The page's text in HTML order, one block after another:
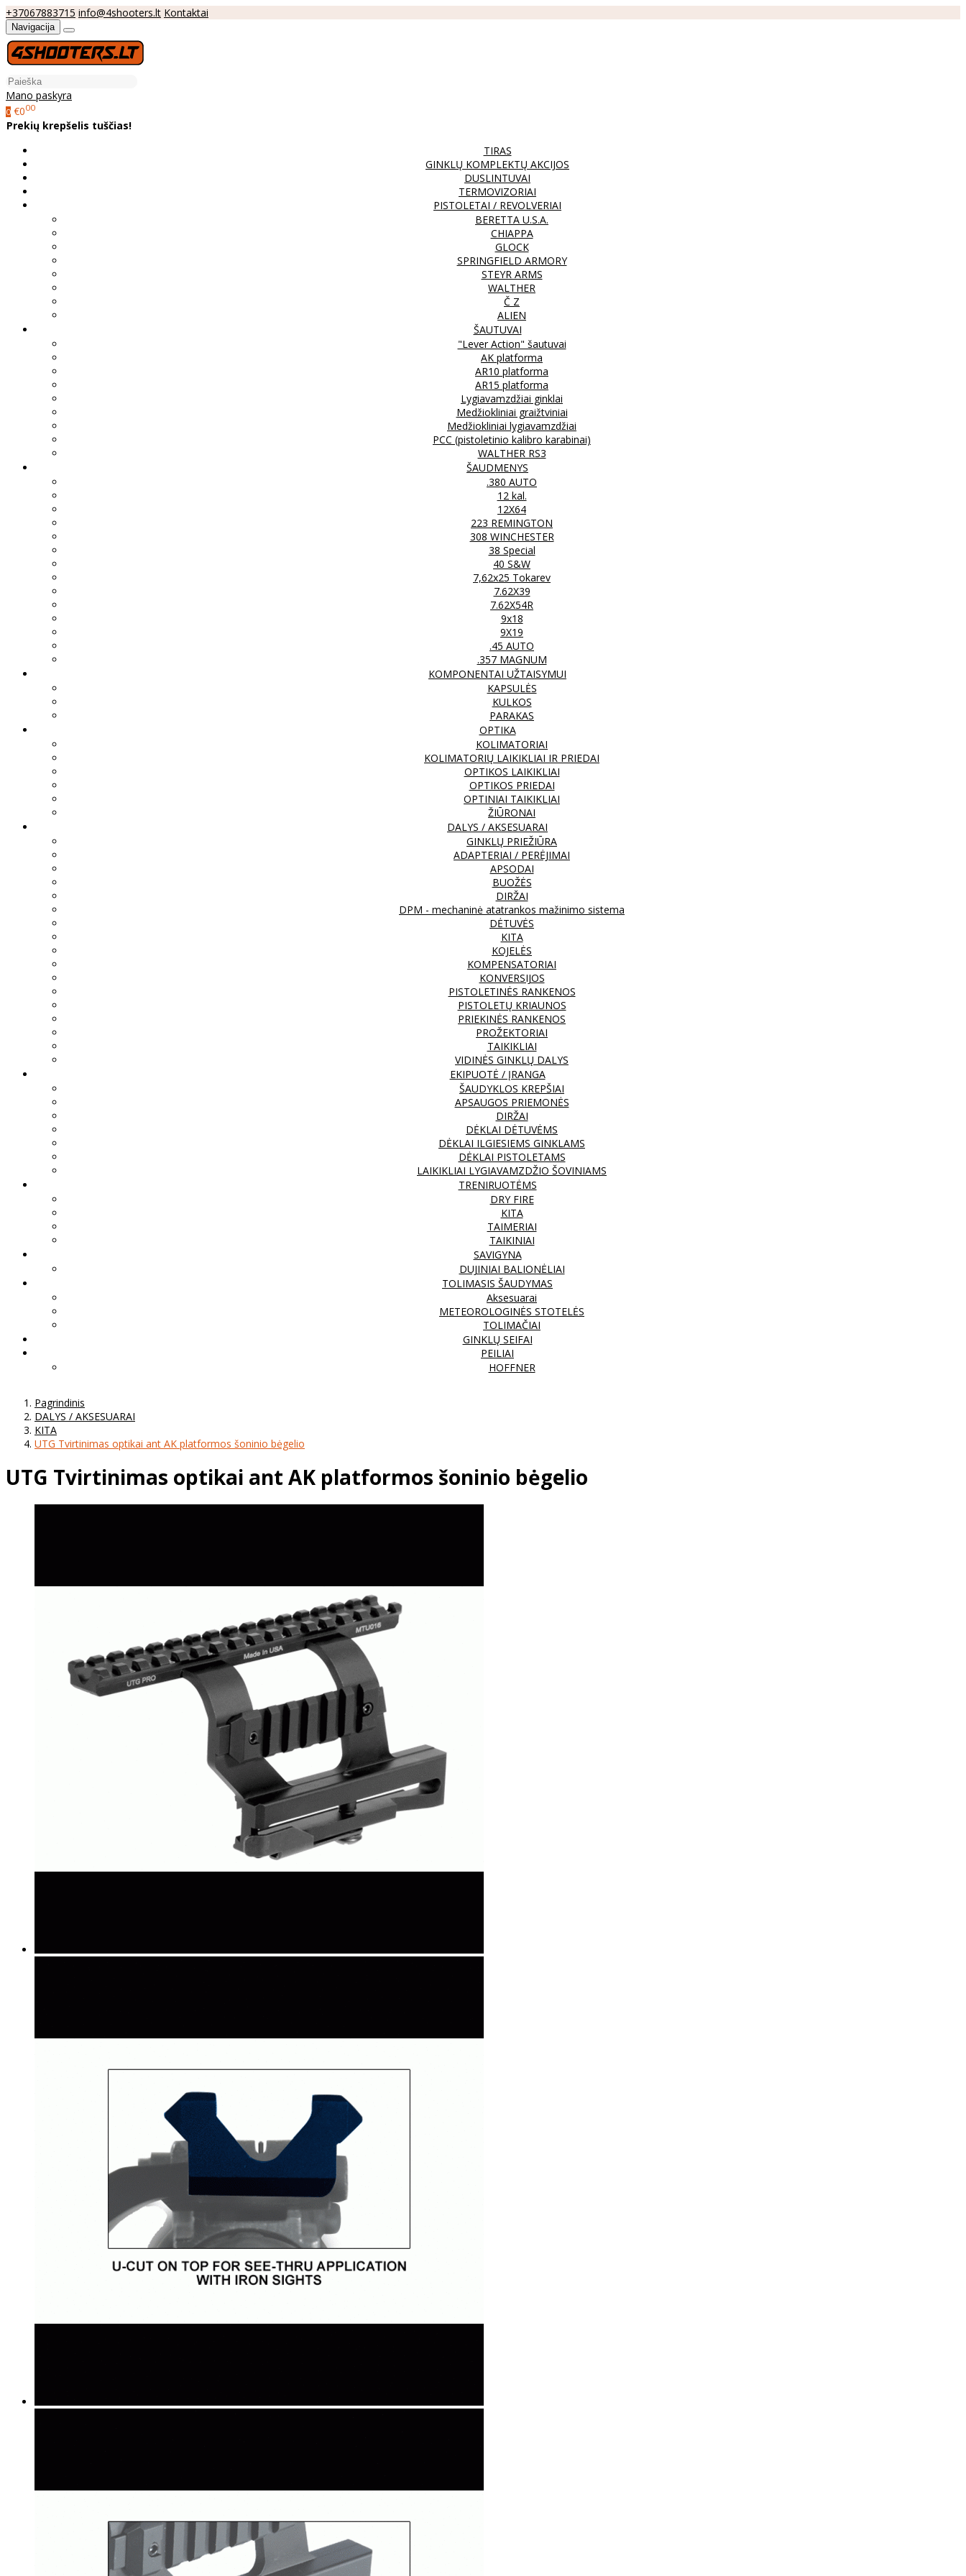
+37067883715 info@4shooters.lt Kontaktai
Navigacija
Mano paskyra
0 €000
Prekių krepšelis tuščias!
TIRAS
GINKLŲ KOMPLEKTŲ AKCIJOS
DUSLINTUVAI
TERMOVIZORIAI
PISTOLETAI / REVOLVERIAI
BERETTA U.S.A.
CHIAPPA
GLOCK
SPRINGFIELD ARMORY
STEYR ARMS
WALTHER
Č Z
ALIEN
ŠAUTUVAI
"Lever Action" šautuvai
AK platforma
AR10 platforma
AR15 platforma
Lygiavamzdžiai ginklai
Medžiokliniai graižtviniai
Medžiokliniai lygiavamzdžiai
PCC (pistoletinio kalibro karabinai)
WALTHER RS3
ŠAUDMENYS
.380 AUTO
12 kal.
12X64
223 REMINGTON
308 WINCHESTER
38 Special
40 S&W
7,62x25 Tokarev
7.62X39
7.62X54R
9x18
9X19
.45 AUTO
.357 MAGNUM
KOMPONENTAI UŽTAISYMUI
KAPSULĖS
KULKOS
PARAKAS
OPTIKA
KOLIMATORIAI
KOLIMATORIŲ LAIKIKLIAI IR PRIEDAI
OPTIKOS LAIKIKLIAI
OPTIKOS PRIEDAI
OPTINIAI TAIKIKLIAI
ŽIŪRONAI
DALYS / AKSESUARAI
GINKLŲ PRIEŽIŪRA
ADAPTERIAI / PERĖJIMAI
APSODAI
BUOŽĖS
DIRŽAI
DPM - mechaninė atatrankos mažinimo sistema
DĖTUVĖS
KITA
KOJELĖS
KOMPENSATORIAI
KONVERSIJOS
PISTOLETINĖS RANKENOS
PISTOLETŲ KRIAUNOS
PRIEKINĖS RANKENOS
PROŽEKTORIAI
TAIKIKLIAI
VIDINĖS GINKLŲ DALYS
EKIPUOTĖ / ĮRANGA
ŠAUDYKLOS KREPŠIAI
APSAUGOS PRIEMONĖS
DIRŽAI
DĖKLAI DĖTUVĖMS
DĖKLAI ILGIESIEMS GINKLAMS
DĖKLAI PISTOLETAMS
LAIKIKLIAI LYGIAVAMZDŽIO ŠOVINIAMS
TRENIRUOTĖMS
DRY FIRE
KITA
TAIMERIAI
TAIKINIAI
SAVIGYNA
DUJINIAI BALIONĖLIAI
TOLIMASIS ŠAUDYMAS
Aksesuarai
METEOROLOGINĖS STOTELĖS
TOLIMAČIAI
GINKLŲ SEIFAI
PEILIAI
HOFFNER
Pagrindinis
DALYS / AKSESUARAI
KITA
UTG Tvirtinimas optikai ant AK platformos šoninio bėgelio
UTG Tvirtinimas optikai ant AK platformos šoninio bėgelio